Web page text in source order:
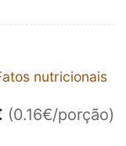
nutricionais
(0.16€/porção)